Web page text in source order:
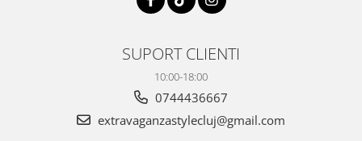
SUPORT CLIENTI
10:00-18:00
0744436667
extravaganzastylecluj@gmail.com